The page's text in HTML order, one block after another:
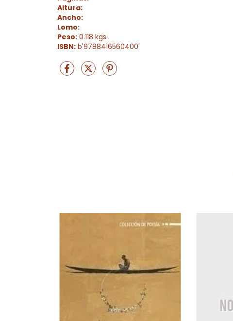
Altura:
Ancho:
Lomo:
Peso: 0.118 kgs.
ISBN: b'9788416560400'